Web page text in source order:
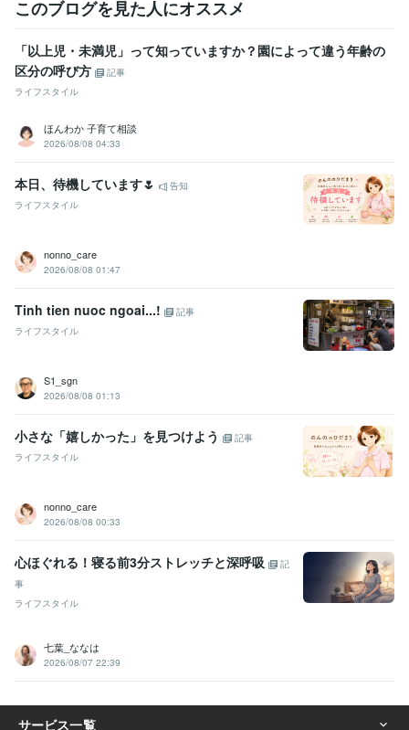
このブログを見た人にオススメ
「以上児・未満児」って知っていますか？園によって違う年齢の
区分の呼び方
記事
ライフスタイル
ほんわか 子育て相談
2026/08/08 04:33
本日、待機しています🌷
告知
ライフスタイル
nonno_care
2026/08/08 01:47
Tinh tien nuoc ngoai...!
記事
ライフスタイル
S1_sgn
2026/08/08 01:13
小さな「嬉しかった」を見つけよう
記事
ライフスタイル
nonno_care
2026/08/08 00:33
心ほぐれる！寝る前3分ストレッチと深呼吸
記
事
ライフスタイル
七葉_ななは
2026/08/07 22:39